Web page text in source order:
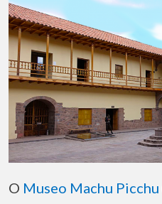
O Museo Machu Picchu